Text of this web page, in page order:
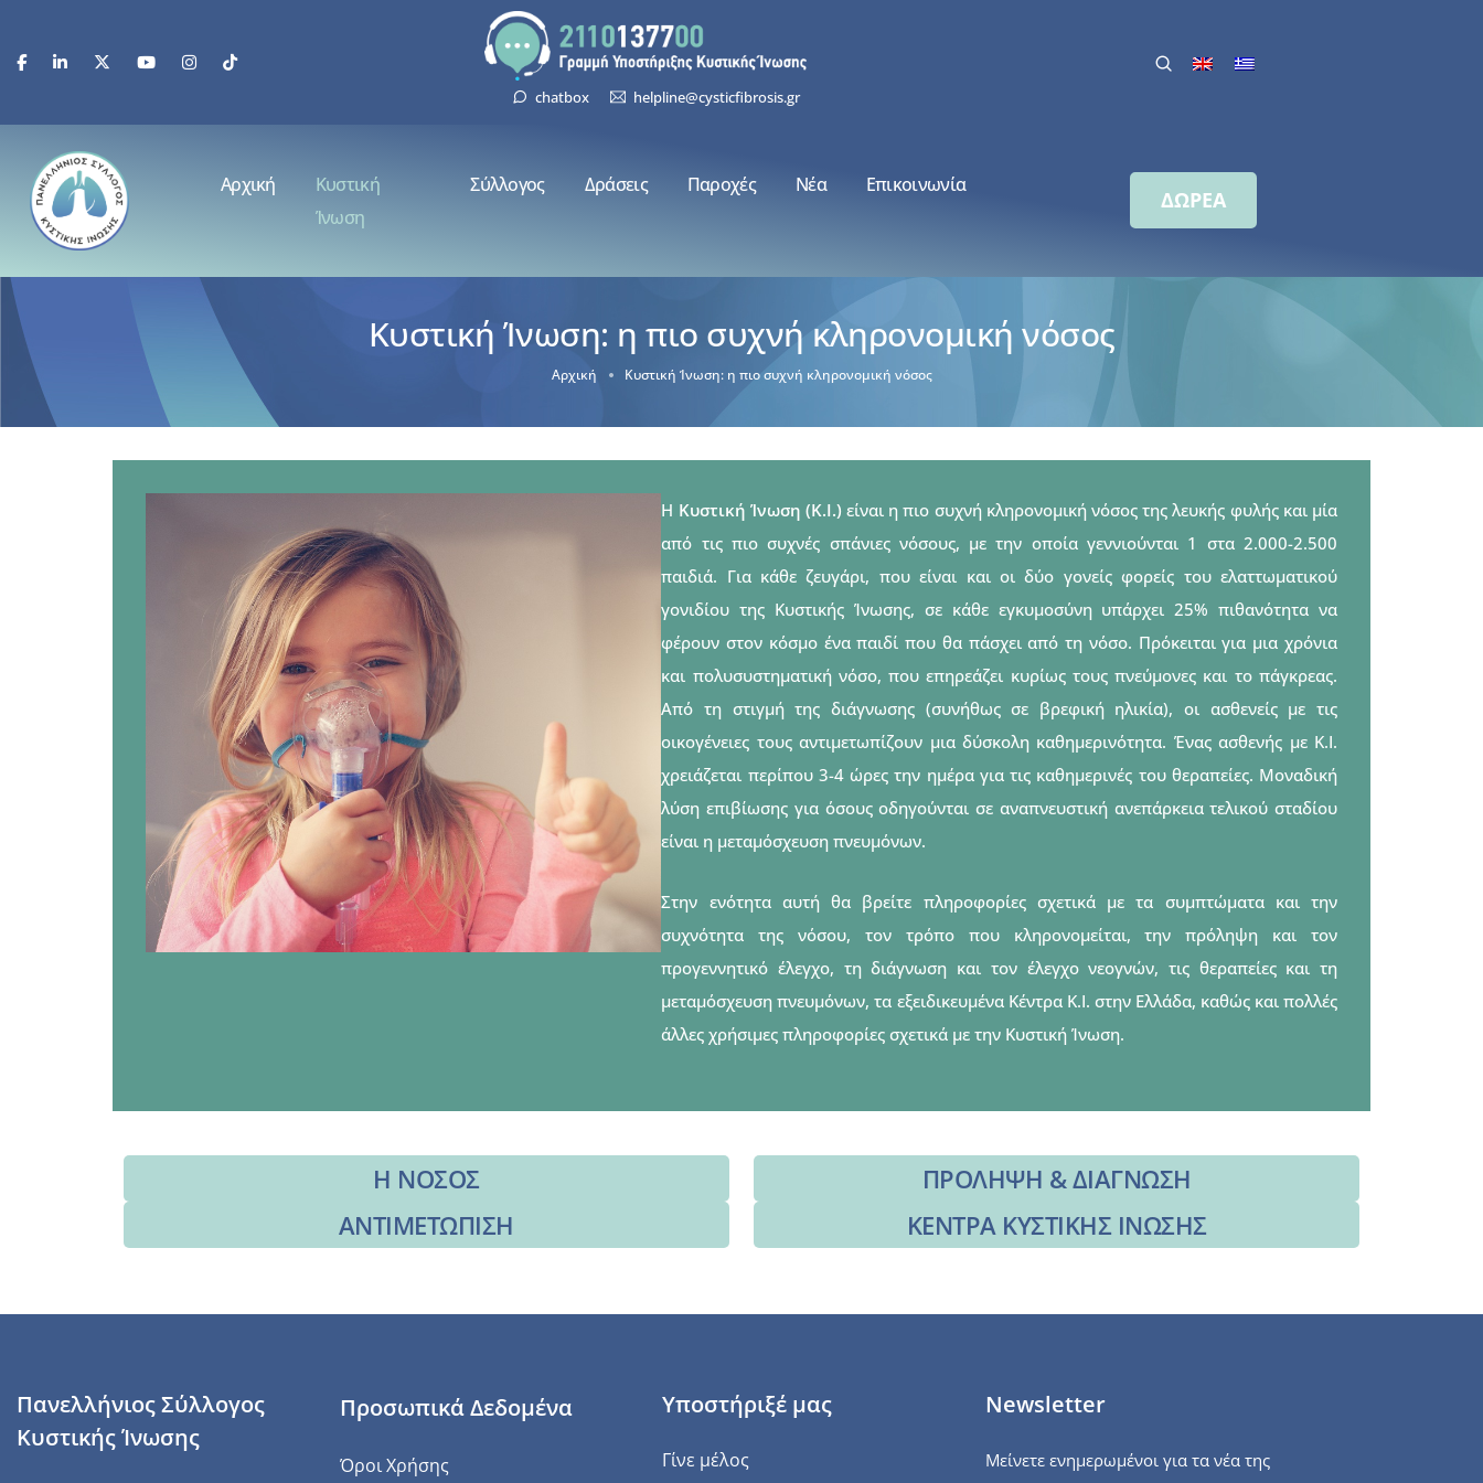
chatbox helpline@cysticfibrosis.gr
Αρχική
Κυστική
Ίνωση
Σύλλογος Δράσεις Παροχές Νέα Επικοινωνία
ΔΩΡΕΑ
Κυστική Ίνωση: η πιο συχνή κληρονομική νόσος
Αρχική Κυστική Ίνωση: η πιο συχνή κληρονομική νόσος
Η Κυστική Ίνωση (Κ.Ι.)είναι η πιο συχνή κληρονομική νόσος της λευκής φυλής και μία
από τις πιο συχνές σπάνιες νόσους, με την οποία γεννιούνται 1 στα 2.000-2.500
παιδιά. Για κάθε ζευγάρι, που είναι και οι δύο γονείς φορείς του ελαττωματικού
γονιδίου της Κυστικής Ίνωσης, σε κάθε εγκυμοσύνη υπάρχει 25% πιθανότητα να
φέρουν στον κόσμο ένα παιδί που θα πάσχει από τη νόσο. Πρόκειται για μια χρόνια
και πολυσυστηματική νόσο, που επηρεάζει κυρίως τους πνεύμονες και το πάγκρεας.
Από τη στιγμή της διάγνωσης (συνήθως σε βρεφική ηλικία), οι ασθενείς με τις
οικογένειες τους αντιμετωπίζουν μια δύσκολη καθημερινότητα. Ένας ασθενής με Κ.Ι.
χρειάζεται περίπου 3-4 ώρες την ημέρα για τις καθημερινές του θεραπείες. Μοναδική
λύση επιβίωσης για όσους οδηγούνται σε αναπνευστική ανεπάρκεια τελικού σταδίου
είναι η μεταμόσχευση πνευμόνων.
Στην ενότητα αυτή θα βρείτε πληροφορίες σχετικά με τα συμπτώματα και την
συχνότητα της νόσου, τον τρόπο που κληρονομείται, την πρόληψη και τον
προγεννητικό έλεγχο, τη διάγνωση και τον έλεγχο νεογνών, τις θεραπείες και τη
μεταμόσχευση πνευμόνων, τα εξειδικευμένα Κέντρα Κ.Ι. στην Ελλάδα, καθώς και πολλές
άλλες χρήσιμες πληροφορίες σχετικά με την Κυστική Ίνωση.
Η ΝΟΣΟΣ
ΠΡΟΛΗΨΗ & ΔΙΑΓΝΩΣΗ
ΑΝΤΙΜΕΤΩΠΙΣΗ
ΚΕΝΤΡΑ ΚΥΣΤΙΚΗΣ ΙΝΩΣΗΣ
Πανελλήνιος Σύλλογος
Κυστικής Ίνωσης
Προσωπικά Δεδομένα
Όροι Χρήσης
Υποστήριξέ μας
Γίνε μέλος
Newsletter
Μείνετε ενημερωμένοι για τα νέα της